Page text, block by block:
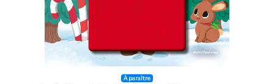
À paraître